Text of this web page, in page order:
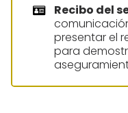
Recibo del
presentar el
para